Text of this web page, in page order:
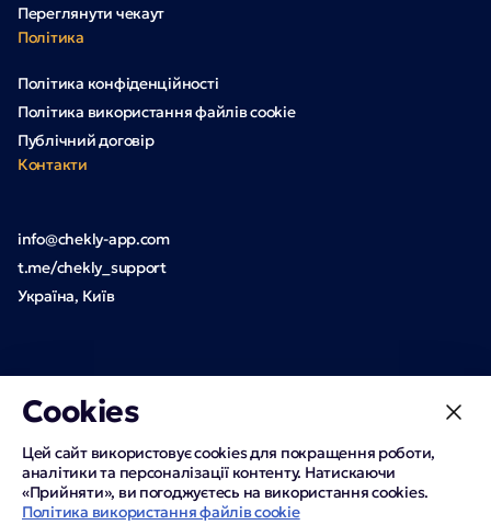
Cookies
Цей сайт використовує cookies для покращення роботи,
аналітики та персоналізації контенту. Натискаючи
«Прийняти», ви погоджуєтесь на використання cookies.
Політика використання файлів cookie
Переглянути чекаут
Політика
Політика конфіденційності
Політика використання файлів cookie
Публічний договір
Контакти
info@chekly-app.com
t.me/chekly_support
Україна, Київ